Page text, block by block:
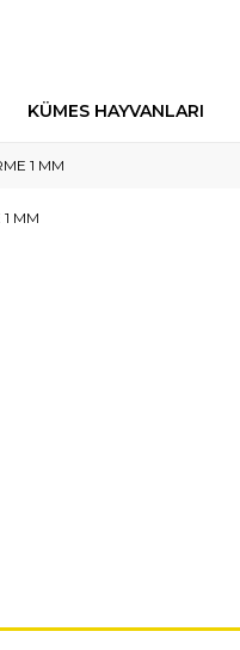
KÜMES HAYVANLARI
1 MM